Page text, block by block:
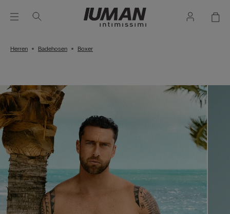
Herren Badehosen Boxer